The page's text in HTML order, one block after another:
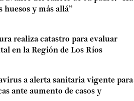
huesos y más allá”
realiza catastro para evaluar
en la Región de Los Ríos
a alerta sanitaria vigente para
ante aumento de casos y